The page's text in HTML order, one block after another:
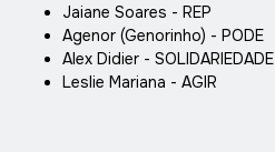
Jaiane Soares - REP
Agenor (Genorinho) - PODE
Alex Didier - SOLIDARIEDADE
Leslie Mariana - AGIR